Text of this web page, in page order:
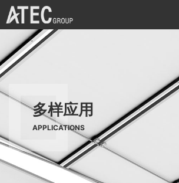
多样应用
APPLICATIONS